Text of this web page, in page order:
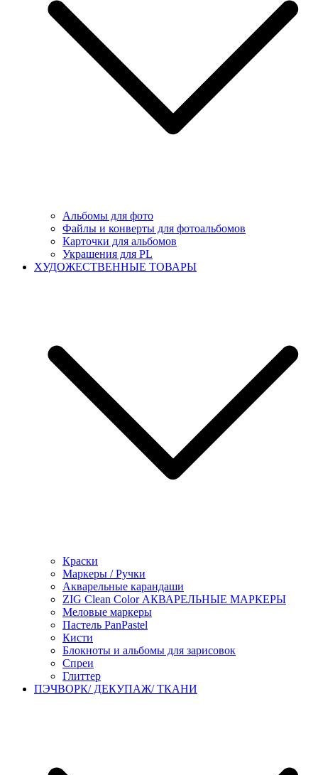
Альбомы для фото
Файлы и конверты для фотоальбомов
Карточки для альбомов
Украшения для PL
ХУДОЖЕСТВЕННЫЕ ТОВАРЫ
Краски
Маркеры / Ручки
Акварельные карандаши
ZIG Clean Color АКВАРЕЛЬНЫЕ МАРКЕРЫ
Меловые маркеры
Пастель PanPastel
Кисти
Блокноты и альбомы для зарисовок
Спреи
Глиттер
ПЭЧВОРК/ ДЕКУПАЖ/ ТКАНИ